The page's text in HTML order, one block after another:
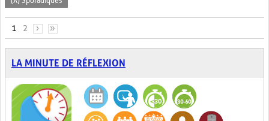
PAGES
1 2 › »
LA MINUTE DE RÉFLEXION